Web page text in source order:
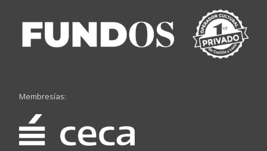
Membresías: